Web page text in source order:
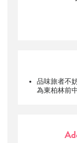
品味旅者不
為東柏林前